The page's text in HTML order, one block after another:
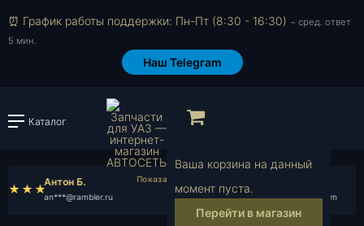
⏰ График работы поддержки: Пн-Пт (8:30 - 16:30) ~ сред. ответ
5 мин.
Наш Telegram
Каталог Войти или
Просмотр
Ваша корзина на данный
момент пуста.
Перейти в магазин
Антон Б.
an***@rambler.ru iv***@gmail.com